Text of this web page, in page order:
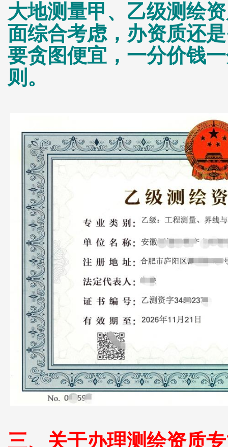
大地测量甲、乙级测绘
面综合考虑，办资质还
要贪图便宜，一分价钱
则。
三、关于办理测绘资质